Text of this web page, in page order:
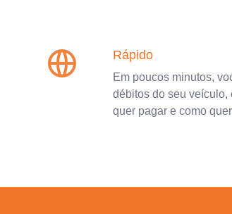
Rápido
Em poucos minutos,
débitos do seu veículo,
quer pagar e como